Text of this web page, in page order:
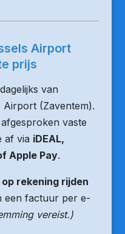
Airport
prijs
van
(Zaventem).
vaste
af via iDEAL,
Apple Pay.
op rekening rijden
een factuur per e-
vereist.)